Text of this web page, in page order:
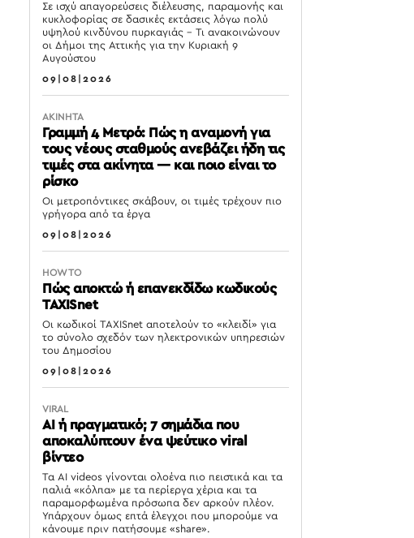
Σε ισχύ απαγορεύσεις διέλευσης, παραμονής και
κυκλοφορίας σε δασικές εκτάσεις λόγω πολύ
υψηλού κινδύνου πυρκαγιάς – Τι ανακοινώνουν
οι Δήμοι της Αττικής για την Κυριακή 9
Αυγούστου
09|08|2026
ΑΚΙΝΗΤΑ
Γραμμή 4 Μετρό: Πώς η αναμονή για
τους νέους σταθμούς ανεβάζει ήδη τις
τιμές στα ακίνητα — και ποιο είναι το
ρίσκο
Οι μετροπόντικες σκάβουν, οι τιμές τρέχουν πιο
γρήγορα από τα έργα
09|08|2026
HOW TO
Πώς αποκτώ ή επανεκδίδω κωδικούς
TAXISnet
Οι κωδικοί TAXISnet αποτελούν το «κλειδί» για
το σύνολο σχεδόν των ηλεκτρονικών υπηρεσιών
του Δημοσίου
09|08|2026
VIRAL
AI ή πραγματικό; 7 σημάδια που
αποκαλύπτουν ένα ψεύτικο viral
βίντεο
Τα AI videos γίνονται ολοένα πιο πειστικά και τα
παλιά «κόλπα» με τα περίεργα χέρια και τα
παραμορφωμένα πρόσωπα δεν αρκούν πλέον.
Υπάρχουν όμως επτά έλεγχοι που μπορούμε να
κάνουμε πριν πατήσουμε «share».